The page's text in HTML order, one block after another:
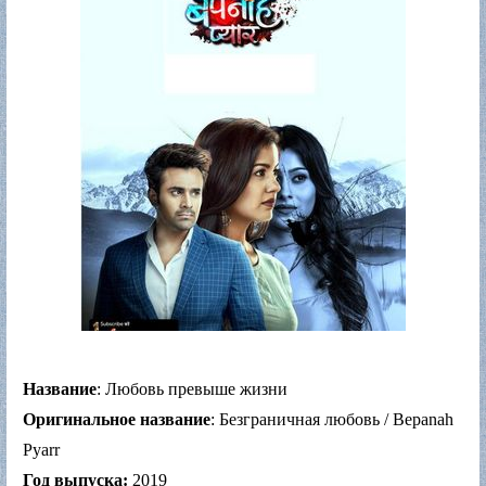
Название: Любовь превыше жизни
Оригинальное название: Безграничная любовь / Bepanah
Pyarr
Год выпуска: 2019